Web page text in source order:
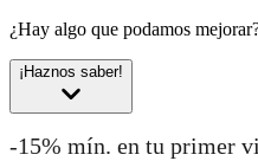
¿Hay algo que podamos
¡Haznos saber!
-15% mín. en tu primer